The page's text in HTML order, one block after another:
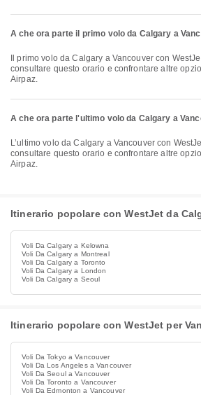
A che ora parte il primo volo da Calgary a
consultare questo orario e confrontare altre
Airpaz.
A che ora parte l'ultimo volo da Calgary a
L’ultimo volo da Calgary a Vancouver con WestJet parte alle 23:35. Puoi
consultare questo orario e confrontare altre
Airpaz.
Itinerario popolare con WestJet da
Voli Da Calgary a Kelowna
Voli Da Calgary a Montreal
Voli Da Calgary a Toronto
Voli Da Calgary a London
Voli Da Calgary a Seoul
Itinerario popolare con WestJet per
Voli Da Tokyo a Vancouver
Voli Da Los Angeles a Vancouver
Voli Da Seoul a Vancouver
Voli Da Toronto a Vancouver
Voli Da Edmonton a Vancouver